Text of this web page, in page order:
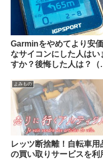
Garminをやめてより安価
なサイコンにした人はい
すか？後悔した人は？（
iGPSportの最新評価】
よみもの
レッツ断捨離！自転車用
の買い取りサービスを利